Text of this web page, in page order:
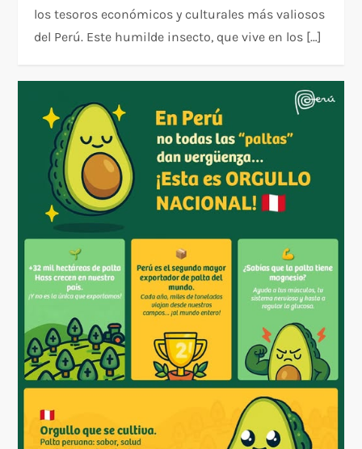
los tesoros económicos y culturales más valiosos
del Perú. Este humilde insecto, que vive en los […]